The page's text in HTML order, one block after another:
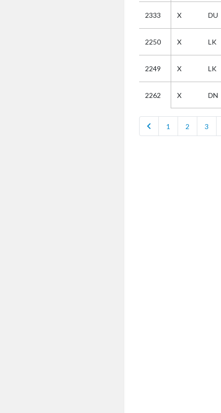
2333 X DU
2250 X LK
2249 X LK
2262 X DN
chevron_left 1 2 3